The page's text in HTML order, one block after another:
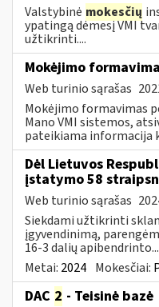
Valstybinė mokesčių
ypatingą dėmesį VMI
užtikrinti....
Mokėjimo
Web turinio sąrašas
Mokėjimo formavimas
Mano VMI sistemos,
pateikiama informacija
Dėl Lietuvos
įstatymo 58
Web turinio sąrašas
Siekdami užtikrinti
įgyvendinimą,
16-3 dalių apibendrinto...
Metai: 2024 Mokesčiai:
DAC 2 - Teisinė bazė